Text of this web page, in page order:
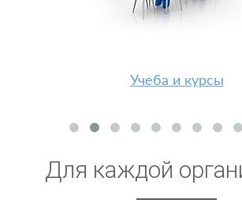
Учеба и курсы
Для каждой